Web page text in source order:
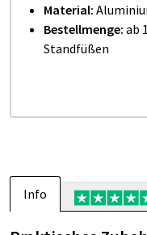
Material:
Bestellmenge: ab
Standfüßen
Info